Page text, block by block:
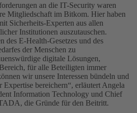
an die IT-Security waren
Mitgliedschaft im Bitkom. Hier haben
Sicherheits-Experten aus allen
Institutionen auszutauschen.
des E-Health-Gesetzes und des
der Menschen zu
digitale Lösungen,
für alle Beteiligten immer
wir unsere Interessen bündeln und
bereichern“, erläutert Angela
Information Technology und Chief
die Gründe für den Beitritt.